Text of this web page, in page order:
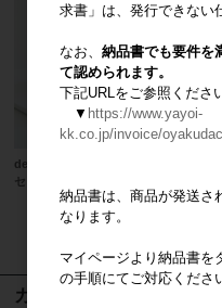
design casa 営業ツール ベーシック
セット
カート
求書」は、発行できない
なお、 納品書でも要件を
て認められます。
下記URLをご参照くださ
▼ https://www.yayoi-
kk.co.jp/invoice/
納品書は、商品が発送さ
なります。
マイページより納品書を
の手順にてご対応くださ